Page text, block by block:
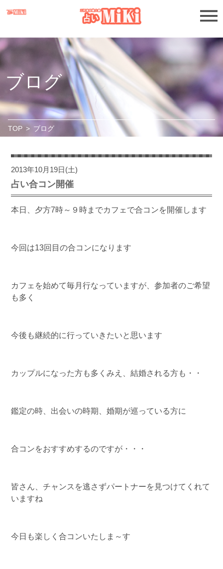
ブログ
TOP > ブログ
2013年10月19日(土)
占い合コン開催
本日、夕方7時～９時までカフェで合コンを開催します
今回は13回目の合コンになります
カフェを始めて毎月行なっていますが、参加者のご希望
も多く
今後も継続的に行っていきたいと思います
カップルになった方も多くみえ、結婚される方も・・
鑑定の時、出会いの時期、婚期が巡っている方に
合コンをおすすめするのですが・・・
皆さん、チャンスを逃さずパートナーを見つけてくれて
いますね
今日も楽しく合コンいたしま～す